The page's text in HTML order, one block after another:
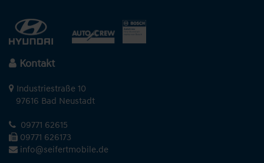
Kontakt
Industriestraße 10
97616 Bad Neustadt
09771 62615
09771 626173
info@seifertmobile.de